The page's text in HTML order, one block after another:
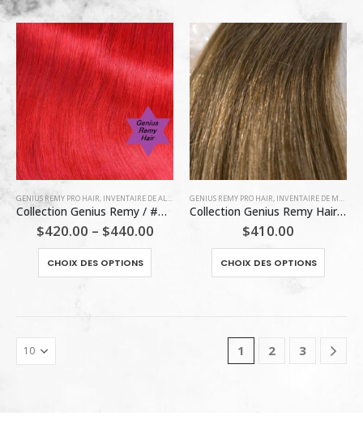
plusieurs
variations.
Les
options
peuvent
être
choisies
sur
la
du
produit
Les
options
être
sur
la
du
GENIUS REMY PRO HAIR, INVENTAIRE DE ALEX LACHANCE
Collection Genius Remy / #RED (M)
$420.00 – $440.00
CHOIX DES OPTIONS
produit
GENIUS REMY PRO HAIR, INVENTAIRE DE MARLÈNE
Collection Genius Remy Hair / T6/6-22 (O)
$410.00
CHOIX DES OPTIONS
produit
Les
options
1 2 3